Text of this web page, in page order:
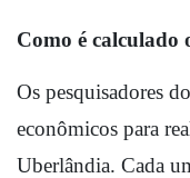
Como é calculado
Os pesquisadores
econômicos para
Uberlândia. Cada